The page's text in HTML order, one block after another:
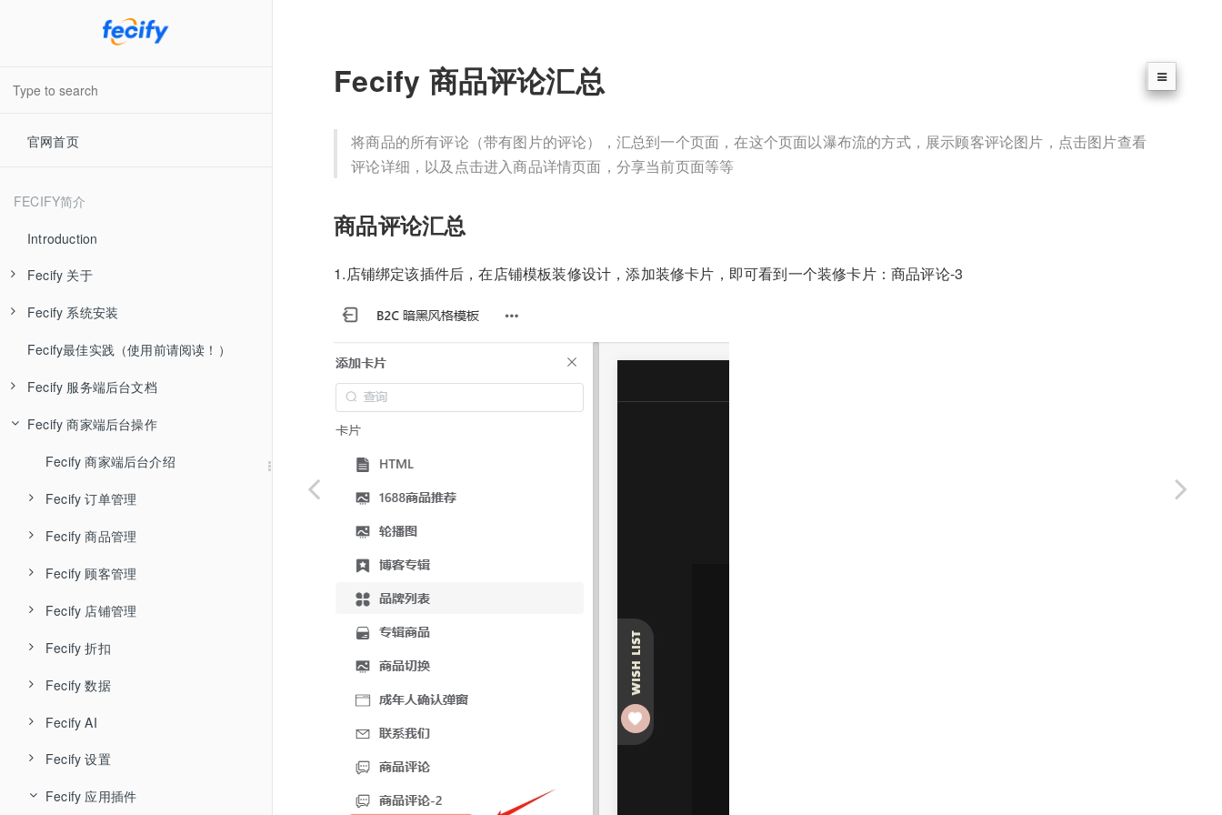
官网首页
FECIFY简介
Introduction
Fecify 关于
Fecify 系统介绍
Fecify 视频教学
Fecify 最新发布
Fecify AI知识库
Fecify 系统安装
Fecify 准备工作
Fecify 环境配置-手动
Fecify 环境配置-宝塔
Fecify 系统安装
Fecify系统自启动配置
Fecify ssl
Fecify 宝塔中如何开启下载器
Fecify 安装，升级问题
Fecify最佳实践（使用前请阅读！）
Fecify 服务端后台文档
Fecify 用户管理
Fecify 店铺管理
Fecify 应用管理
Fecify 升级授权
Fecify 系统设置
Fecify 店铺防关联
Fecify 账户体系
Fecify 商家端后台操作
Fecify 商家端后台介绍
Fecify 订单管理
Fecify 待处理订单
Fecify 待处理订单列表和导出
Fecify 订单取消
Fecify 订单发货
Fecify 订单收货
Fecify 发起订单售后
Fecify 未完成订单
Fecify 未完成订单列表
Fecify 订单召回邮件
Fecify 售后订单
Fecify 售后-退款退货
Fecify 商品管理
Fecify 商品管理
Fecify 商品专辑
Fecify 商品回收站
Fecify 商品导入导出
Fecify 顾客管理
Fecify 顾客列表
Fecify 顾客留言
Fecify 店铺管理
Fecify 店铺主题装修
Fecify 店铺装修详细
Fecify 菜单导航
Fecify 自定义页面
Fecify URL重定向
Fecify 折扣
Fecify 优惠券
Fecify 数据
Fecify 订单分析
Fecify 商品分析
Fecify 顾客统计
Fecify AI
Fecify AI智能体
Fecify 网站体检
Fecify 设置
Fecify 基础设置
Fecify 应用插件
Fecify 商品评论汇总
将商品的所有评论（带有图片的评论），汇总到一个页面，在这个页面以瀑布流的方式，展示顾客评论图片，点击图片查看
评论详细，以及点击进入商品详情页面，分享当前页面等等
商品评论汇总
1.店铺绑定该插件后，在店铺模板装修设计，添加装修卡片，即可看到一个装修卡片：商品评论-3